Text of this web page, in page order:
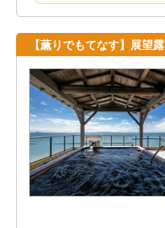
【薫りでもてなす】展望